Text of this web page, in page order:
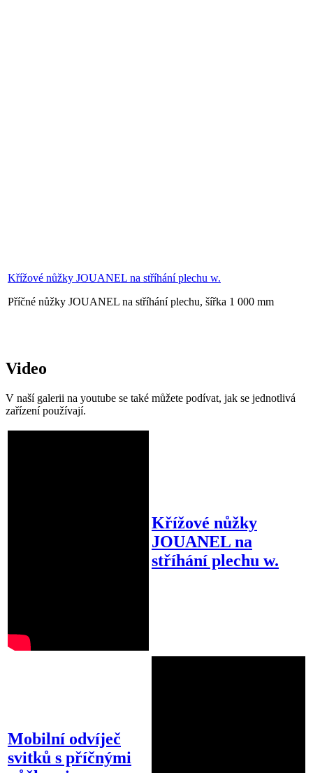
Křížové nůžky JOUANEL na stříhání plechu w.
Příčné nůžky JOUANEL na stříhání plechu, šířka 1 000 mm
Video
V naší galerii na youtube se také můžete podívat, jak se jednotlivá
zařízení používají.
Křížové nůžky
JOUANEL na
stříhání plechu w.
Mobilní odvíječ
svitků s příčnými